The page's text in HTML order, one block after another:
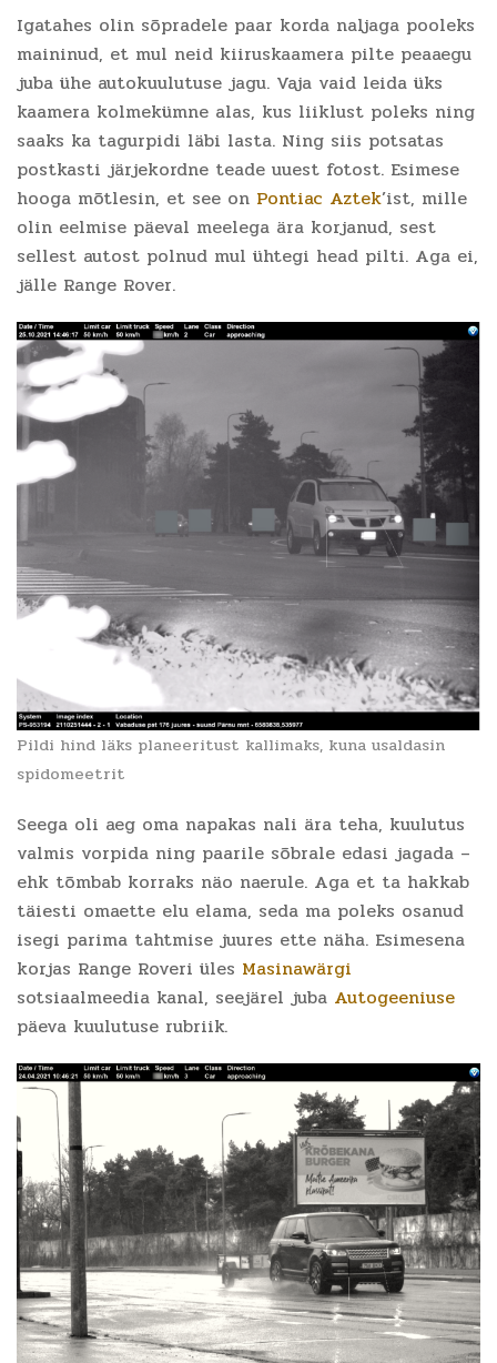
Igatahes olin sõpradele paar korda naljaga pooleks
maininud, et mul neid kiiruskaamera pilte peaaegu
juba ühe autokuulutuse jagu. Vaja vaid leida üks
kaamera kolmekümne alas, kus liiklust poleks ning
saaks ka tagurpidi läbi lasta. Ning siis potsatas
postkasti järjekordne teade uuest fotost. Esimese
hooga mõtlesin, et see on Pontiac Aztek’ist, mille
olin eelmise päeval meelega ära korjanud, sest
sellest autost polnud mul ühtegi head pilti. Aga ei,
jälle Range Rover.
Pildi hind läks planeeritust kallimaks, kuna usaldasin
spidomeetrit
Seega oli aeg oma napakas nali ära teha, kuulutus
valmis vorpida ning paarile sõbrale edasi jagada –
ehk tõmbab korraks näo naerule. Aga et ta hakkab
täiesti omaette elu elama, seda ma poleks osanud
isegi parima tahtmise juures ette näha. Esimesena
korjas Range Roveri üles Masinawärgi
sotsiaalmeedia kanal, seejärel juba Autogeeniuse
päeva kuulutuse rubriik.